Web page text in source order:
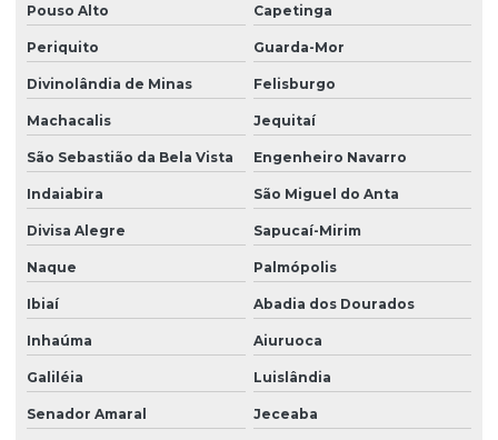
Pouso Alto Capetinga
Periquito Guarda-Mor
Divinolândia de Minas Felisburgo
Machacalis Jequitaí
São Sebastião da Bela Vista Engenheiro Navarro
Indaiabira São Miguel do Anta
Divisa Alegre Sapucaí-Mirim
Naque Palmópolis
Ibiaí Abadia dos Dourados
Inhaúma Aiuruoca
Galiléia Luislândia
Senador Amaral Jeceaba